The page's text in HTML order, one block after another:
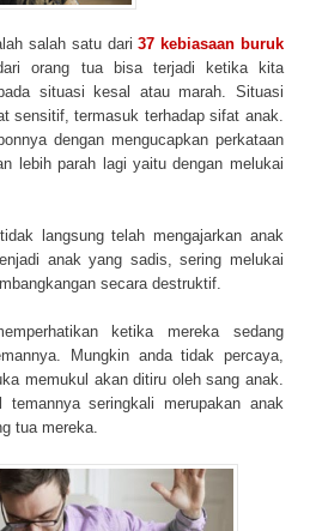
salah satu dari37 kebiasaan buruk
orang tua bisa terjadi ketika kita
situasi kesal atau marah. Situasi
sensitif, termasuk terhadap sifat anak.
dengan mengucapkan perkataan
lebih parah lagi yaitu dengan melukai
langsung telah mengajarkan anak
anak yang sadis, sering melukai
secara destruktif.
ketika mereka sedang
Mungkin anda tidak percaya,
memukul akan ditiru oleh sang anak.
seringkali merupakan anak
tua mereka.